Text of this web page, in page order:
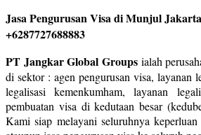
Jasa Pengurusan Visa di Munjul
+6287727688883
PT Jangkar Global Groupsialah
di sektor : agen pengurusan visa, layanan
legalisasi kemenkumham, layanan
pembuatan visa di kedutaan besar
Kami siap melayani seluruhnya